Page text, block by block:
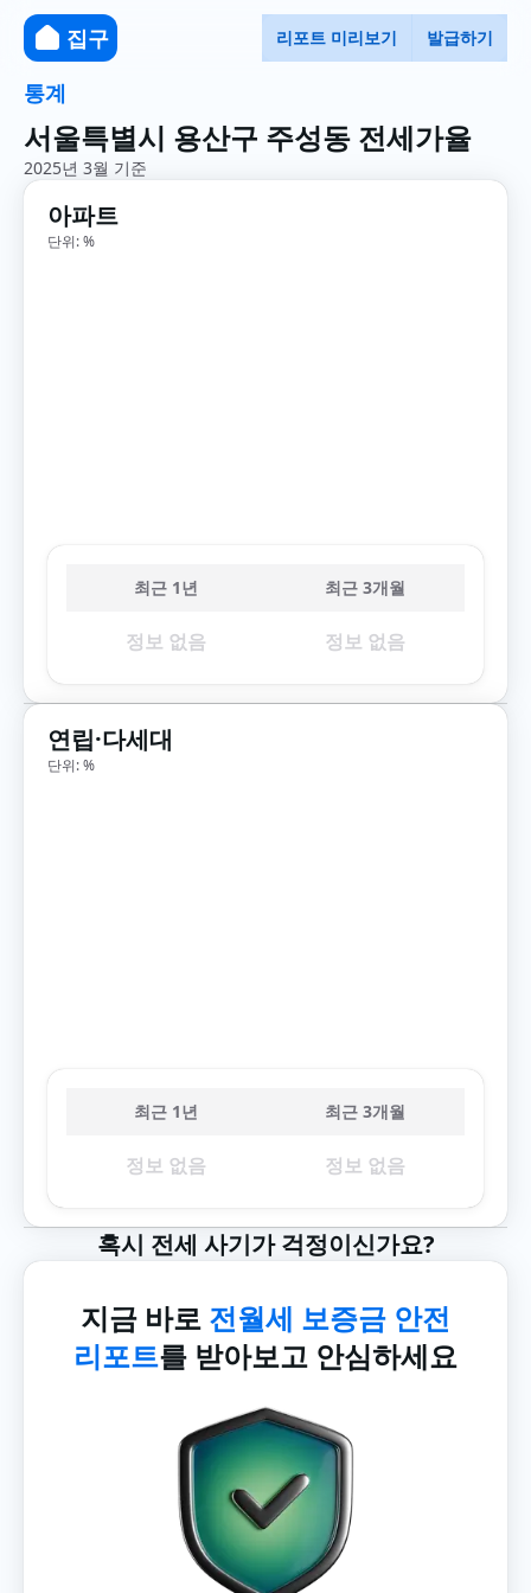
집구 리포트 미리보기 발급하기
통계
서울특별시 용산구 주성동 전세가율
2025년 3월 기준
아파트
단위: %
최근 1년 최근 3개월
정보 없음 정보 없음
연립·다세대
단위: %
최근 1년 최근 3개월
정보 없음 정보 없음
혹시 전세 사기가 걱정이신가요?
지금 바로 전월세 보증금 안전
리포트를 받아보고 안심하세요